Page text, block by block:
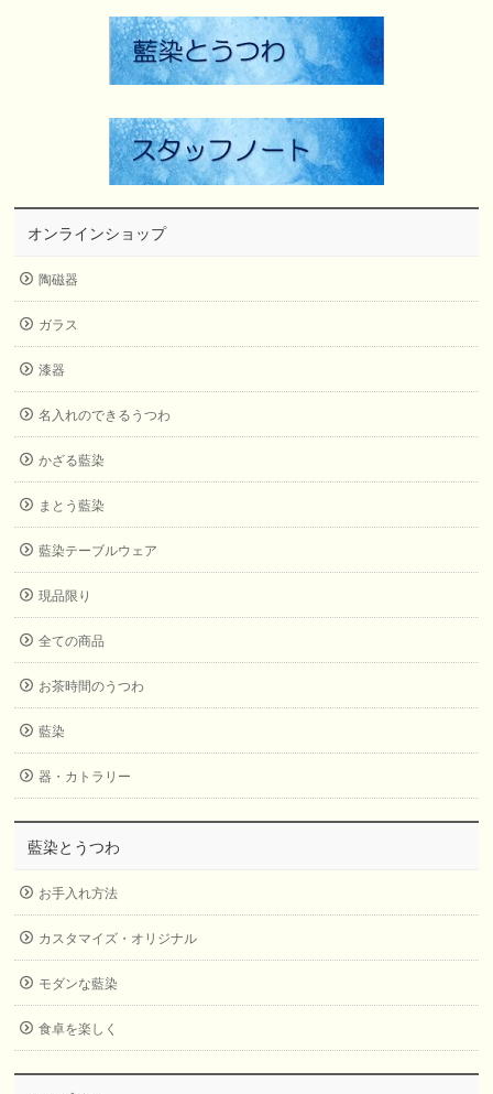
オンラインショップ
陶磁器
ガラス
漆器
名入れのできるうつわ
かざる藍染
まとう藍染
藍染テーブルウェア
現品限り
全ての商品
お茶時間のうつわ
藍染
器・カトラリー
藍染とうつわ
お手入れ方法
カスタマイズ・オリジナル
モダンな藍染
食卓を楽しく